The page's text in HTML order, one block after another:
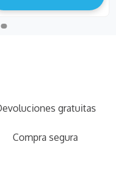
gratuitas
Compra segura